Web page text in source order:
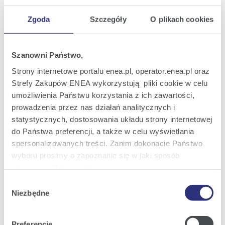
Zgoda Szczegóły O plikach cookies
Szanowni Państwo,
Strony internetowe portalu enea.pl, operator.enea.pl oraz
Strefy Zakupów ENEA wykorzystują pliki cookie w celu
umożliwienia Państwu korzystania z ich zawartości,
prowadzenia przez nas działań analitycznych i
statystycznych, dostosowania układu strony internetowej
do Państwa preferencji, a także w celu wyświetlania
spersonalizowanych treści. Zanim dokonacie Państwo
wyboru prosimy o zapoznanie się w jaki sposób
Szczegółowe informacje na ten temat znajdziecie
Polityce
zgody
Niezbędne
Biuro Prasowe Grupy Enea
piotr.ludwiczak@enea.pl
+48 695 505 399
Pozostałe kontakty
Informacje dla dziennikarzy
Najnowsze informacje prasowe i
nowości z Grupy Enea w Twojej
skrzynce e-mail.